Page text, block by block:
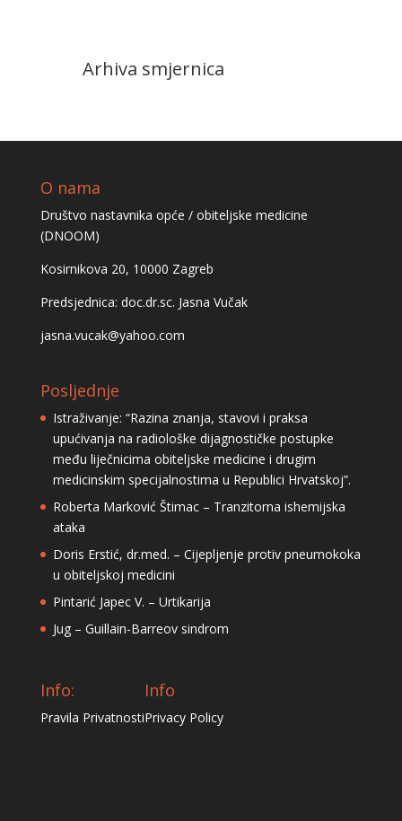
Arhiva smjernica
O nama
Društvo nastavnika opće / obiteljske medicine
(DNOOM)
Kosirnikova 20, 10000 Zagreb
Predsjednica: doc.dr.sc. Jasna Vučak
jasna.vucak@yahoo.com
Posljednje
Istraživanje: “Razina znanja, stavovi i praksa
upućivanja na radiološke dijagnostičke postupke
među liječnicima obiteljske medicine i drugim
medicinskim specijalnostima u Republici Hrvatskoj”.
Roberta Marković Štimac – Tranzitorna ishemijska
ataka
Doris Erstić, dr.med. – Cijepljenje protiv pneumokoka
u obiteljskoj medicini
Pintarić Japec V. – Urtikarija
Jug – Guillain-Barreov sindrom
Info:
Pravila Privatnosti
Info
Privacy Policy